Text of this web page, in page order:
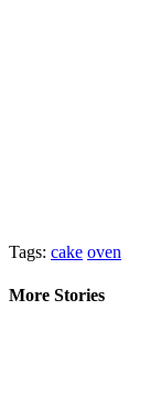
Tags: cake oven
More Stories